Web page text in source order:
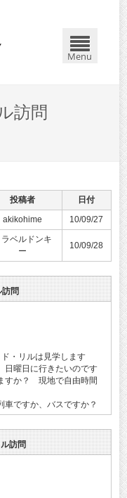
Menu
訪問
投稿者
日付
akikohime 10/09/27
ラベルドンキ
ー
10/09/28
訪問
・リルは見学します
曜日に行きたいのです
すか？ 現地で自由時間
ですか、バスですか？
訪問